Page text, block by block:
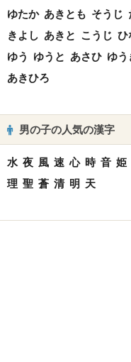
ゆたか あきとも そうじ
きよし あきと こうじ ひ
ゆう
ゆうと あさひ ゆう
あきひろ
男の子の人気の漢字
水 夜 風 速 心 時 音 姫
理 聖 蒼 清 明 天